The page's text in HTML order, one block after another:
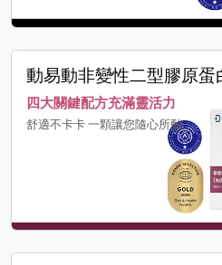
動易動非變性二型膠原蛋
四大關鍵配方充滿靈活力
舒適不卡卡 一顆讓您隨心所動